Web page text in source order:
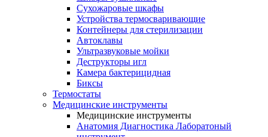
Сухожаровые шкафы
Устройства термосваривающие
Контейнеры для стерилизации
Автоклавы
Ультразвуковые мойки
Деструкторы игл
Камера бактерицидная
Биксы
Термостаты
Медицинские инструменты
Медицинские инструменты
Анатомия Диагностика Лаборатоный